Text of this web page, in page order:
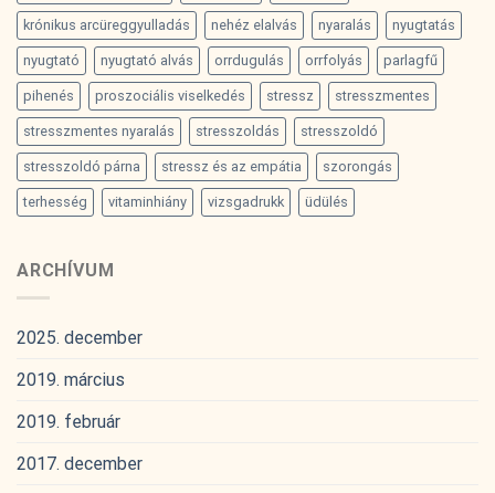
krónikus arcüreggyulladás nehéz elalvás nyaralás nyugtatás
nyugtató nyugtató alvás orrdugulás orrfolyás parlagfű
pihenés proszociális viselkedés stressz stresszmentes
stresszmentes nyaralás stresszoldás stresszoldó
stresszoldó párna stressz és az empátia szorongás
terhesség vitaminhiány vizsgadrukk üdülés
ARCHÍVUM
2025. december
2019. március
2019. február
2017. december